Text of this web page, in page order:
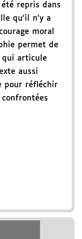
repris dans
qu'il n'y a
moral
permet de
qui articule
aussi
pour réfléchir